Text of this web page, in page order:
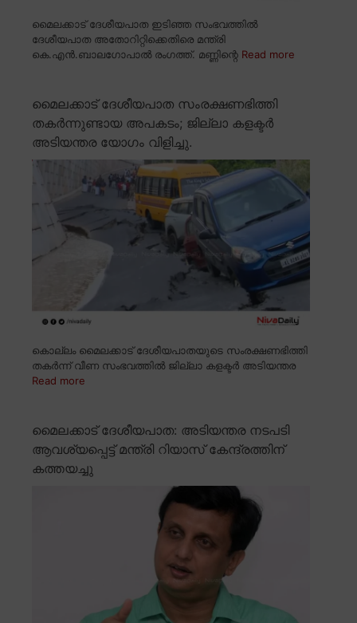
മൈലക്കാട് ദേശീയപാത ഇടിഞ്ഞ സംഭവത്തിൽ
ദേശീയപാത അതോറിറ്റിക്കെതിരെ മന്ത്രി
കെ.എൻ.ബാലഗോപാൽ രംഗത്ത്. മണ്ണിന്റെ Read more
മൈലക്കാട് ദേശീയപാത സംരക്ഷണഭിത്തി
തകർന്നുണ്ടായ അപകടം; ജില്ലാ കളക്ടർ
അടിയന്തര യോഗം വിളിച്ചു.
കൊല്ലം മൈലക്കാട് ദേശീയപാതയുടെ സംരക്ഷണഭിത്തി
തകർന്ന് വീണ സംഭവത്തിൽ ജില്ലാ കളക്ടർ അടിയന്തര
Read more
മൈലക്കാട് ദേശീയപാത: അടിയന്തര നടപടി
ആവശ്യപ്പെട്ട് മന്ത്രി റിയാസ് കേന്ദ്രത്തിന്
കത്തയച്ചു